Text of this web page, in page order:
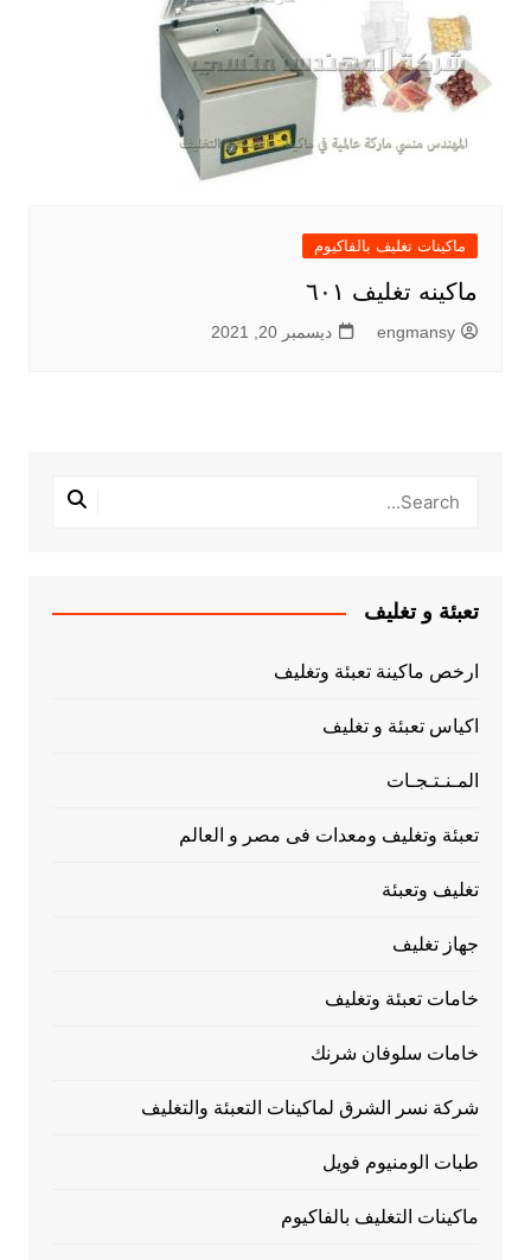
ماكينات تغليف بالفاكيوم
ماكينه تغليف ٦٠١
engmansy ديسمبر 20, 2021
تعبئة و تغليف
ارخص ماكينة تعبئة وتغليف
اكياس تعبئة و تغليف
المـنـتـجـات
تعبئة وتغليف ومعدات فى مصر و العالم
تغليف وتعبئة
جهاز تغليف
خامات تعبئة وتغليف
خامات سلوفان شرنك
شركة نسر الشرق لماكينات التعبئة والتغليف
طبات الومنيوم فويل
ماكينات التغليف بالفاكيوم